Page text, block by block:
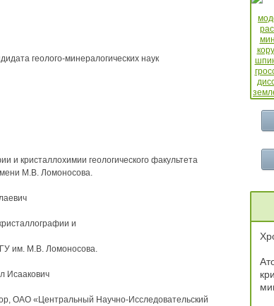
геолого-минералогических наук
и кристаллохимии геологического факультета
М.В. Ломоносова.
и
им. М.В. Ломоносова.
Исаакович
ОАО «Центральный Научно-Исследовательский